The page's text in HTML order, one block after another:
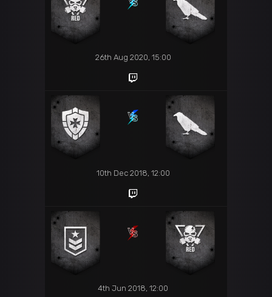
26th Aug 2020, 15:00
10th Dec 2018, 12:00
4th Jun 2018, 12:00